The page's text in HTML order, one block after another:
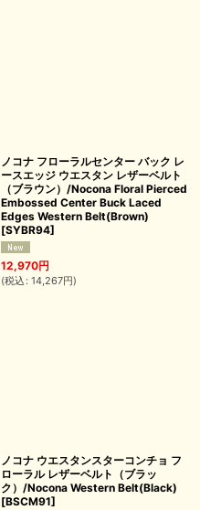
ノコナ フローラルセンター バック レ
ースエッジ ウエスタン レザーベルト
（ブラウン）/Nocona Floral Pierced
Embossed Center Buck Laced
Edges Western Belt(Brown)
[SYBR94]
12,970円
(税込 : 14,267円)
ノコナ ウエスタンスターコンチョ フ
ローラル レザーベルト（ブラッ
ク）/Nocona Western Belt(Black)
[BSCM91]